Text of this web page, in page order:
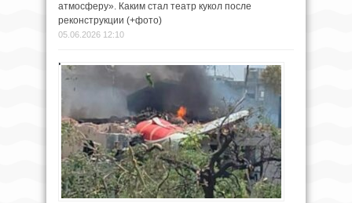
атмосферу». Каким стал театр кукол после
реконструкции (+фото)
05.06.2026 12:10